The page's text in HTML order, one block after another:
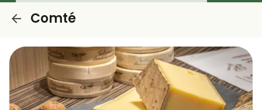
Comté